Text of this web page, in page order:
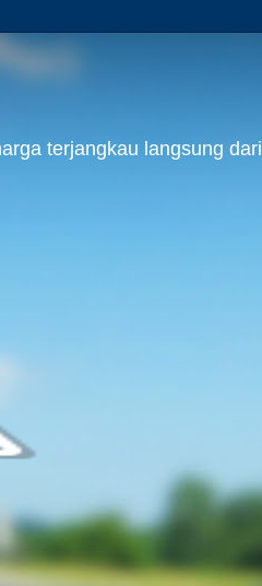
terjangkau langsung dari